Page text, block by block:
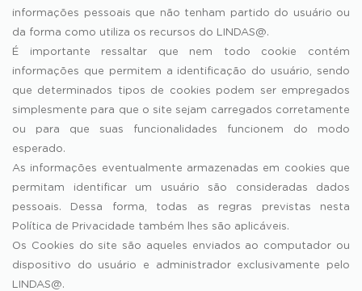
informações pessoais que não tenham partido do usuário ou
da forma como utiliza os recursos do LINDAS@.
É importante ressaltar que nem todo cookie contém
informações que permitem a identificação do usuário, sendo
que determinados tipos de cookies podem ser empregados
simplesmente para que o site sejam carregados corretamente
ou para que suas funcionalidades funcionem do modo
esperado.
As informações eventualmente armazenadas em cookies que
permitam identificar um usuário são consideradas dados
pessoais. Dessa forma, todas as regras previstas nesta
Política de Privacidade também lhes são aplicáveis.
Os Cookies do site são aqueles enviados ao computador ou
dispositivo do usuário e administrador exclusivamente pelo
LINDAS@.